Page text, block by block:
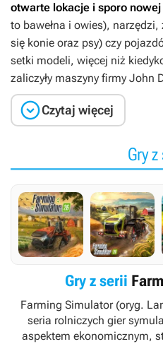
otwarte lokacje i sporo
to bawełna i owies),
się konie oraz psy) czy
setki modeli, więcej niż
zaliczyły maszyny firmy John
Czytaj więcej
Gry
Gry z serii
Farming Simulator(oryg.
seria rolniczych gier
aspektem ekonomicznym,